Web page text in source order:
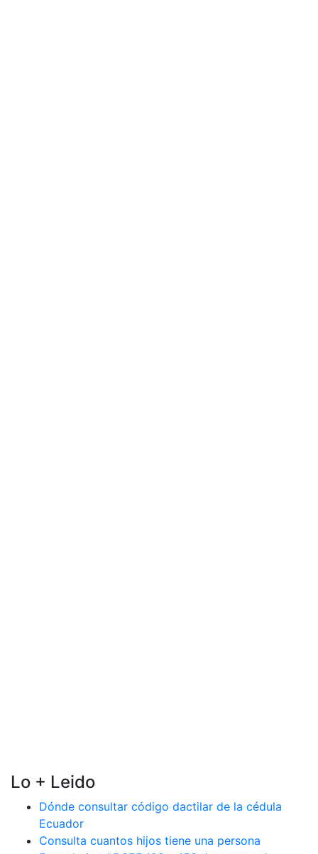
Lo + Leido
Dónde consultar código dactilar de la cédula
Ecuador
Consulta cuantos hijos tiene una persona